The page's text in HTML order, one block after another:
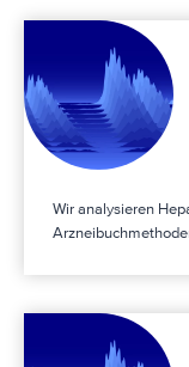
Wir analysieren